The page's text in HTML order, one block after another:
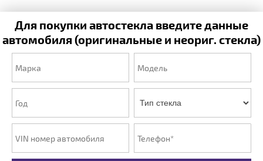
Для покупки автостекла введите данные
автомобиля (оригинальные и неориг. стекла)